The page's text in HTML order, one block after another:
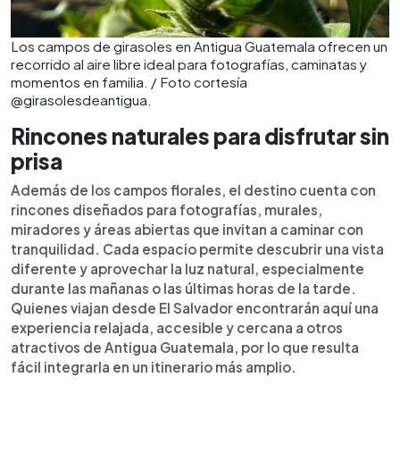
Los campos de girasoles en Antigua Guatemala ofrecen un
recorrido al aire libre ideal para fotografías, caminatas y
momentos en familia. / Foto cortesía
@girasolesdeantigua.
Rincones naturales para disfrutar sin
prisa
Además de los campos florales, el destino cuenta con
rincones diseñados para fotografías, murales,
miradores y áreas abiertas que invitan a caminar con
tranquilidad. Cada espacio permite descubrir una vista
diferente y aprovechar la luz natural, especialmente
durante las mañanas o las últimas horas de la tarde.
Quienes viajan desde El Salvador encontrarán aquí una
experiencia relajada, accesible y cercana a otros
atractivos de Antigua Guatemala, por lo que resulta
fácil integrarla en un itinerario más amplio.